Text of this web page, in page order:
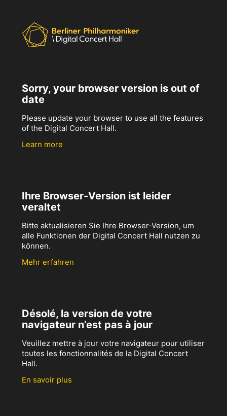
Sorry, your browser version is out of
date
Please update your browser to use all the features
of the Digital Concert Hall.
Learn more
Ihre Browser-Version ist leider
veraltet
Bitte aktualisieren Sie Ihre Browser-Version, um
alle Funktionen der Digital Concert Hall nutzen zu
können.
Mehr erfahren
Désolé, la version de votre
navigateur n’est pas à jour
Veuillez mettre à jour votre navigateur pour utiliser
toutes les fonctionnalités de la Digital Concert
Hall.
En savoir plus